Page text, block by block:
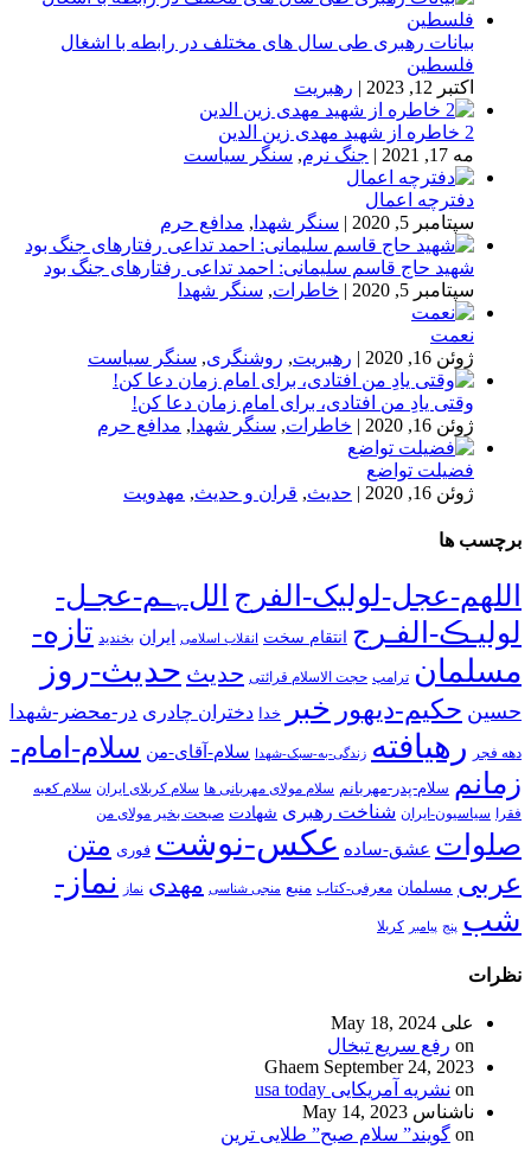
بیانات رهبری طی سال های مختلف در رابطه با اشغال
فلسطین
اکتبر 12, 2023
| رهبریت
2 خاطره از شهید مهدی زین الدین
مه 17, 2021
| جنگ نرم, سنگر سیاست
دفترچه اعمال
سپتامبر 5, 2020
| سنگر شهدا , مدافع حرم
شهید حاج قاسم سلیمانی: احمد تداعی رفتارهای جنگ بود
سپتامبر 5, 2020
| خاطرات, سنگر شهدا
نعمت
ژوئن 16, 2020
| رهبریت, روشنگری, سنگر سیاست
وقتی یادِ من افتادی، برای امام زمان دعا کن!
ژوئن 16, 2020
| خاطرات, سنگر شهدا , مدافع حرم
فضیلت تواضع
ژوئن 16, 2020
| حدیث, قران و حدیث, مهدویت
برچسب ها
اللهم-عجل-لولیک-الفرج اللﮩـم-عجـل-
لولیـڪ-الفـرج انتقام سخت انقلاب اسلامی ایران بخندید تازه-
مسلمان ترامپ حجت الاسلام قرائتی حدیث حدیث-روز
حسین حکیم-دیهور خبر خدا دختران چادری در-محضر-شهدا
دهه فجر رهیافته زندگی-به-سبک-شهدا سلام-آقای-من سلام-امام-
زمانم سلام-پدر-مهربانم سلام مولای مهربانی ها سلام کربلای ایران سلام کعبه
فقرا سیاسیون-ایران شناخت رهبری شهادت صبحت بخیر مولای من
صلوات عشق-ساده عکس-نوشت فوری متن
عربی مسلمان معرفی-کتاب منبع منجی شناسی مهدی نماز
نماز-
شب پنج پیامبر کربلا
نظرات
علی May 18, 2024
on رفع سریع تبخال
Ghaem September 24, 2023
on نشریه آمریکایی usa today
ناشناس May 14, 2023
on گویند” سلام صبح” طلایی ترین